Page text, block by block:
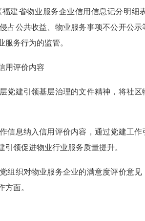
省物业服务企业信用信息记分明细
占公共收益、物业服务事项不公开公
务行为的监管。
用评价内容
建引领基层治理的文件精神，将社区
息纳入信用评价内容，通过党建工作
领促进物业行业服务质量提升。
织对物业服务企业的满意度评价意见
方面。